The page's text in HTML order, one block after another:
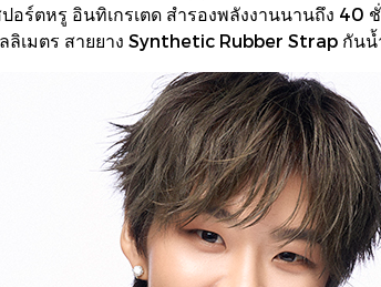
อร์ตหรู อินทิเกรเตด สำรองพลังงานนานถึง
ลิเมตร สายยาง Synthetic Rubber Strap กัน